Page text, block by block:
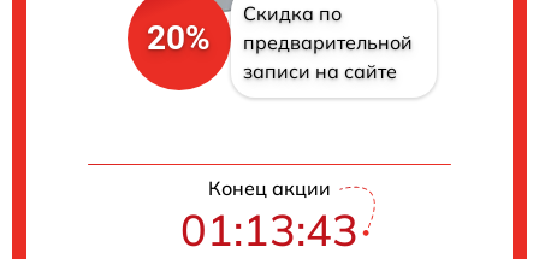
20%
Скидка по
предварительной
записи на сайте
Конец акции
01:13:43